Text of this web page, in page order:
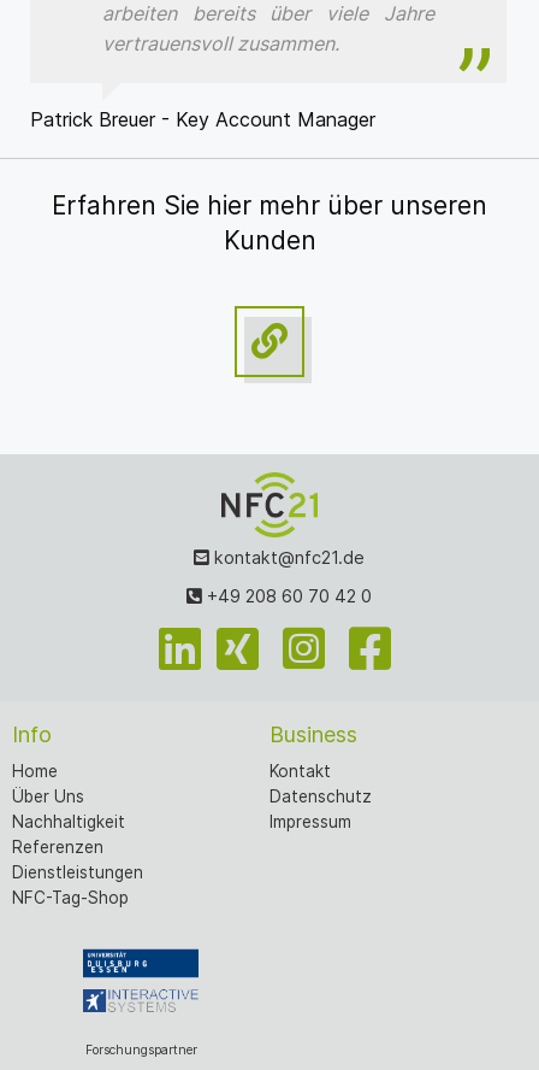
arbeiten bereits über viele Jahre
vertrauensvoll zusammen.
Patrick Breuer - Key Account Manager
Erfahren Sie hier mehr über unseren
Kunden
kontakt@nfc21.de
+49 208 60 70 42 0
Info
Home
Über Uns
Nachhaltigkeit
Referenzen
Dienstleistungen
NFC-Tag-Shop
Business
Kontakt
Datenschutz
Impressum
Forschungspartner